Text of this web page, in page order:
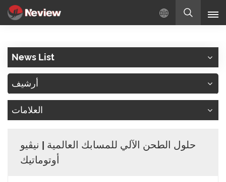
بالعربية
News List
أرشيف
العلامات
حلول الطحن الآلي للمسابك العالمية | نيڤيو
أوتوماتيك